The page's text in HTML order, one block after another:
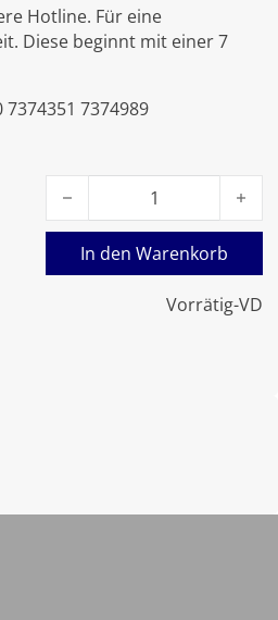
Hotline. Für eine
Diese beginnt mit einer 7
7374989
Vorrätig-VD
Viessmann
In den Warenkorb